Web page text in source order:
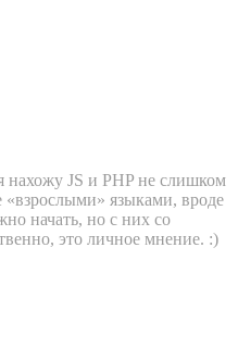
нахожу JS и PHP не слишком
«взрослыми» языками, вроде
начать, но с них со
это личное мнение. :)